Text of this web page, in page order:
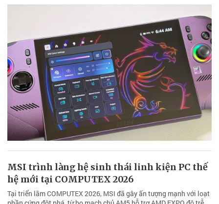
MSI trình làng hệ sinh thái linh kiện PC thế
hệ mới tại COMPUTEX 2026
Tại triển lãm COMPUTEX 2026, MSI đã gây ấn tượng mạnh với loạt